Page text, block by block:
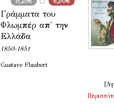
Γράμματα του
Φλωμπέρ απ' την
Ελλάδα
1850-1851
Gustave Flaubert